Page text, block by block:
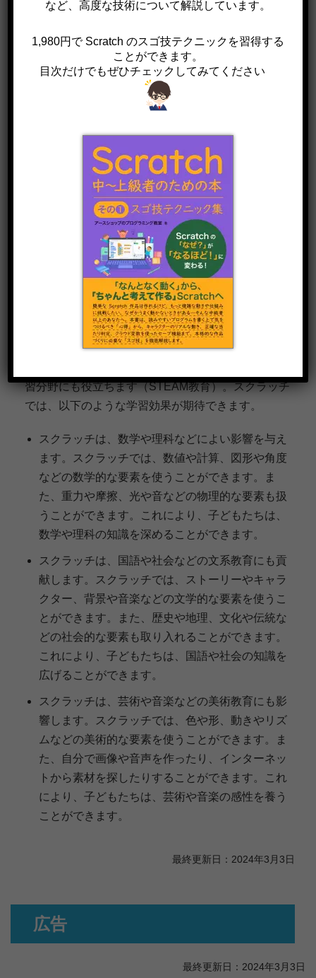
関係
スクラッチは、プログラミング教育の入門として最
適なツールです。スクラッチでは、難しいコードや
構文を覚える必要がありません。ブロックをドラッ
グアンドドロップするだけで、プログラムを作るこ
とができます。また、スクラッチでは、自分の興味
を作ることができます。これは、子どもたちのモチ
ベーションや学習意欲を高めることができます。
日本では、小学校のプログラミング教育において、
スクラッチが推奨されています。また、米国では、
コード・オルグという非営利団体が、スクラッチを
使った教材を提供しています。さらに、欧州では、
EUコードウィークというイベントで、スクラッチを
使ったワークショップが開催されています。
スクラッチと学習効果の関係
習分野にも役立ちます（STEAM教育）。スクラッチ
では、以下のような学習効果が期待できます。
スクラッチは、数学や理科などによい影響を与え
ます。スクラッチでは、数値や計算、図形や角度
などの数学的な要素を使うことができます。ま
た、重力や摩擦、光や音などの物理的な要素も扱
うことができます。これにより、子どもたちは、
数学や理科の知識を深めることができます。
スクラッチは、国語や社会などの文系教育にも貢
献します。スクラッチでは、ストーリーやキャラ
クター、背景や音楽などの文学的な要素を使うこ
とができます。また、歴史や地理、文化や伝統な
どの社会的な要素も取り入れることができます。
これにより、子どもたちは、国語や社会の知識を
広げることができます。
スクラッチは、芸術や音楽などの美術教育にも影
響します。スクラッチでは、色や形、動きやリズ
ムなどの美術的な要素を使うことができます。ま
た、自分で画像や音声を作ったり、インターネッ
トから素材を探したりすることができます。これ
により、子どもたちは、芸術や音楽の感性を養う
ことができます。
最終更新日：2024年3月3日
広告
最終更新日：2024年3月3日
など、高度な技術について解説しています。
1,980円で Scratch のスゴ技テクニックを習得する
ことができます。
目次だけでもぜひチェックしてみてください